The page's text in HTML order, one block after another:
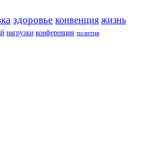
здоровье конвенция жизнь
нагрузки конференция позитив